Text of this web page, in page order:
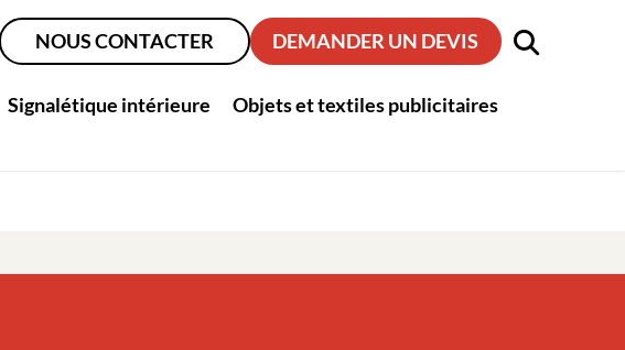
Signalétique intérieure
Objets et textiles publicitaires
NOUS CONTACTER DEMANDER UN DEVIS